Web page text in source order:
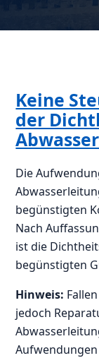
Keine
der
Die
begünstigten
Nach
ist die
begünstigten
Hinweis:
jedoch